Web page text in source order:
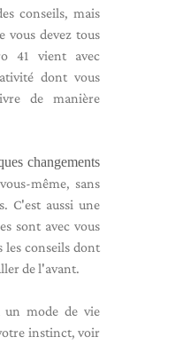
conseils, mais
vous devez tous
41 vient avec
dont vous
de manière
changements
même, sans
C'est aussi une
sont avec vous
les conseils dont
de l'avant.
un mode de vie
instinct, voir